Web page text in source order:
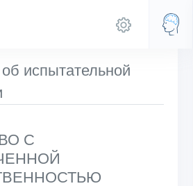
испытательной
С